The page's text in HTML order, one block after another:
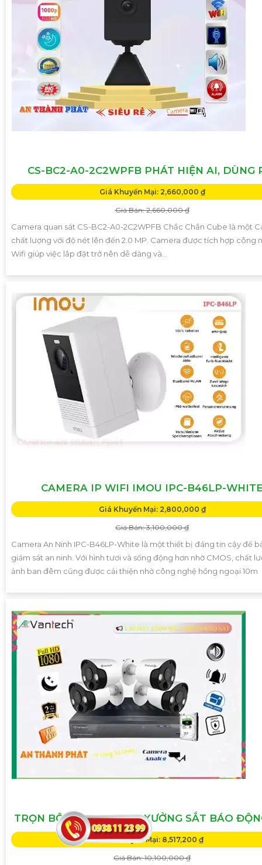
CS-BC2-A0-2C2WPFB PHÁT HIỆN AI, DÙNG
Giá Khuyến Mại: 2,660,000 ₫
Giá Bán: 2,660,000 ₫
Camera quan sát CS-BC2-A0-2C2WPFB Chắc Chắn Cube là một
chất lượng với độ nét lên đến 2.0 MP. Camera được tích hợp công
Wifi giúp việc lắp đặt trở nên dễ dàng và...
CAMERA IP WIFI IMOU IPC-B46LP-
Giá Khuyến Mại: 2,800,000 ₫
Giá Bán: 3,100,000 ₫
Camera An Ninh IPC-B46LP-White là một thiết bị đáng tin cậy để
giám sát an ninh. Với hình tươi và sống động hơn nhờ CMOS, chất
ảnh ban đêm cũng được cải thiện nhờ công nghệ hồng ngoại 10m
TRỌN BỘ CAMERA KHO XƯỞNG SẮT BÁO
Giá Khuyến Mại: 8,517,200 ₫
Giá Bán: 10,100,000 ₫